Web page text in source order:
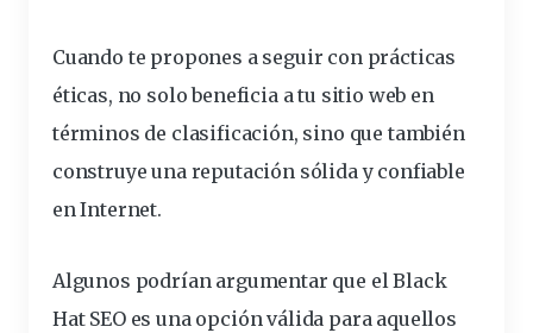
Cuando te propones a seguir con prácticas
éticas, no solo beneficia a tu sitio web en
términos de clasificación, sino que también
construye una reputación sóliday confiable
en Internet.
Algunos podrían argumentar que el Black
Hat SEO es una opción válida para aquellos